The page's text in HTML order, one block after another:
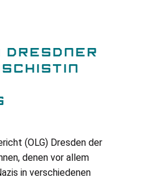
DRESDNER
L
(OLG) Dresden der
denen vor allem
in verschiedenen